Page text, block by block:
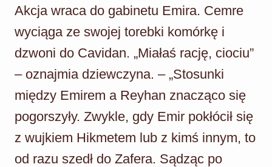
Akcja wraca do gabinetu Emira. Cemre
wyciąga ze swojej torebki komórkę i
dzwoni do Cavidan. „Miałaś rację, ciociu”
– oznajmia dziewczyna. – „Stosunki
między Emirem a Reyhan znacząco się
pogorszyły. Zwykle, gdy Emir pokłócił się
z wujkiem Hikmetem lub z kimś innym, to
od razu szedł do Zafera. Sądząc po